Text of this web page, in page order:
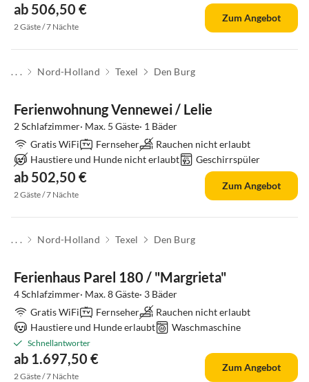
ab 506,50 €
2 Gäste / 7 Nächte
Zum Angebot
. . . Nord-Holland Texel Den Burg
Ferienwohnung Vennewei / Lelie
2 Schlafzimmer· Max. 5 Gäste· 1 Bäder
Gratis WiFi
Fernseher
Rauchen nicht erlaubt
Haustiere und Hunde nicht erlaubt
Geschirrspüler
ab 502,50 €
2 Gäste / 7 Nächte
Zum Angebot
. . . Nord-Holland Texel Den Burg
Ferienhaus Parel 180 / "Margrieta"
4 Schlafzimmer· Max. 8 Gäste· 3 Bäder
Gratis WiFi
Fernseher
Rauchen nicht erlaubt
Haustiere und Hunde erlaubt
Waschmaschine
Schnellantworter
ab 1.697,50 €
2 Gäste / 7 Nächte
Zum Angebot